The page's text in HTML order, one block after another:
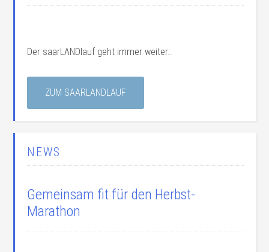
Der saarLANDlauf geht immer weiter...
ZUM SAARLANDLAUF
NEWS
Gemeinsam fit für den Herbst-
Marathon